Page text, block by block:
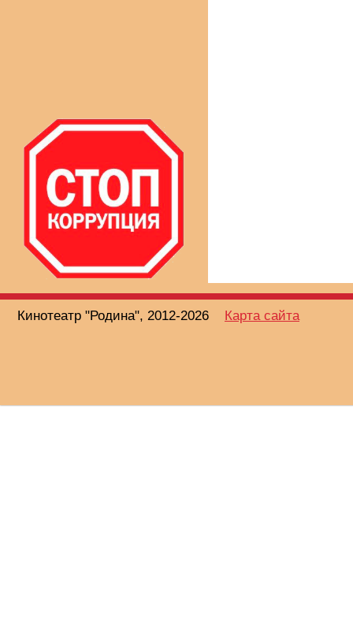
Кинотеатр "Родина", 2012-2026 Карта сайта